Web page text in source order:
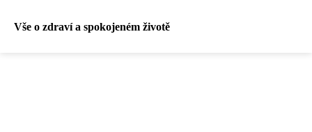
Vše o zdraví a spokojeném životě